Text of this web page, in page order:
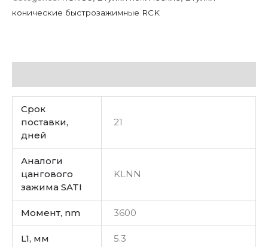
конические быстрозажимные RCK
Срок
поставки,
дней
21
Аналоги
цангового
зажима SATI
KLNN
Момент, nm 3600
L1, мм 5.3